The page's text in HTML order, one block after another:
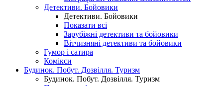
Детективи. Бойовики
Детективи. Бойовики
Показати всі
Зарубіжні детективи та бойовики
Вітчизняні детективи та бойовики
Гумор і сатира
Комікси
Будинок. Побут. Дозвілля. Туризм
Будинок. Побут. Дозвілля. Туризм